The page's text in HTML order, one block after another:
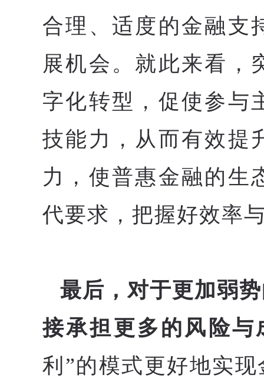
合理、适度的金融支
展机会。就此来看，
字化转型，促使参与
技能力，从而有效提
力，使普惠金融的生
代要求，把握好效率
最后，对于更加弱
接承担更多的风险与
利”的模式更好地实